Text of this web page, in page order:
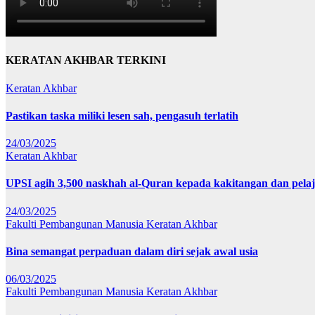
KERATAN AKHBAR TERKINI
Keratan Akhbar
Pastikan taska miliki lesen sah, pengasuh terlatih
24/03/2025
Keratan Akhbar
UPSI agih 3,500 naskhah al-Quran kepada kakitangan dan
24/03/2025
Fakulti Pembangunan Manusia Keratan Akhbar
Bina semangat perpaduan dalam diri sejak awal usia
06/03/2025
Fakulti Pembangunan Manusia Keratan Akhbar